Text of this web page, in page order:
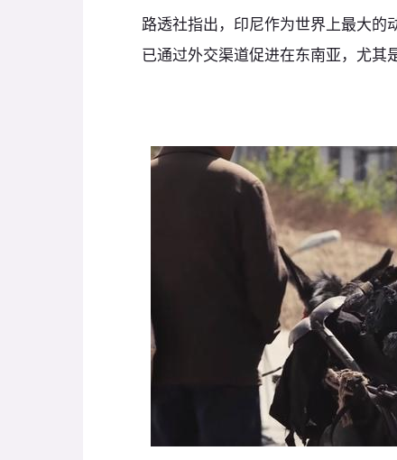
路透社指出，印尼作为世界上最大的
已通过外交渠道促进在东南亚，尤其